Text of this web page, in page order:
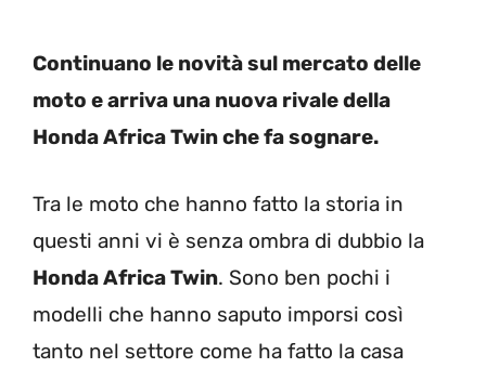
Continuano le novità sul mercato delle
moto e arriva una nuova rivale della
Honda Africa Twin che fa sognare.
Tra le moto che hanno fatto la storia in
questi anni vi è senza ombra di dubbio la
Honda Africa Twin. Sono ben pochi i
modelli che hanno saputo imporsi così
tanto nel settore come ha fatto la casa